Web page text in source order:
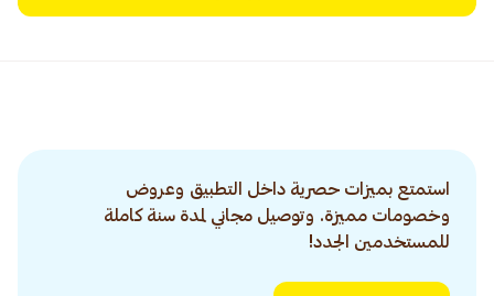
استمتع بميزات حصرية داخل التطبيق وعروض
وخصومات مميزة. وتوصيل مجاني لمدة سنة كاملة
للمستخدمين الجدد!